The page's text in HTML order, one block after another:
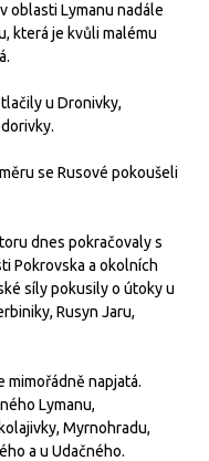
oblasti Lymanu nadále
která je kvůli malému
u Dronivky,
se Rusové pokoušeli
dnes pokračovaly s
Pokrovska a okolních
síly pokusily o útoky u
Rusyn Jaru,
mimořádně napjatá.
Lymanu,
Myrnohradu,
a u Udačného.